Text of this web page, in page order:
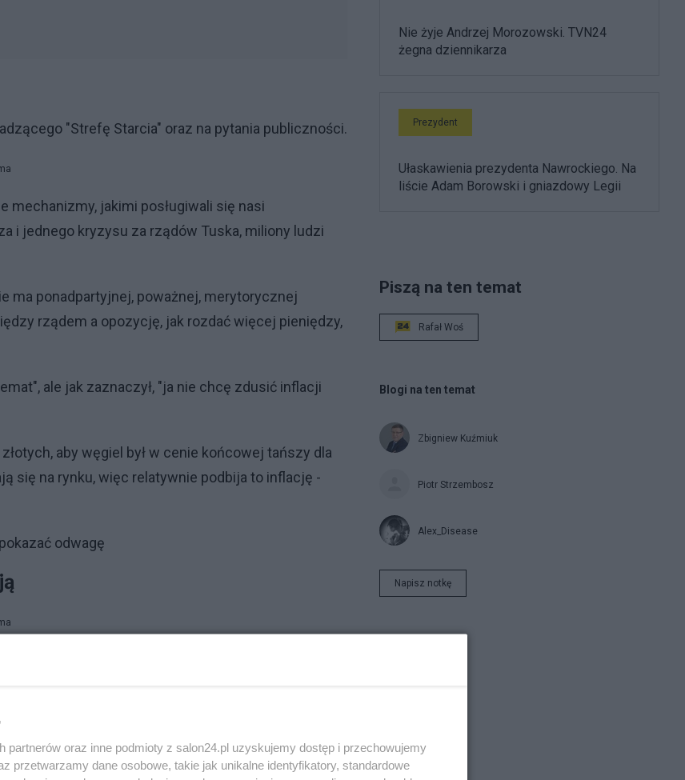
"Strefę Starcia" oraz na pytania publiczności.
mechanizmy, jakimi posługiwali się nasi
i jednego kryzysu za rządów Tuska, miliony ludzi
ma ponadpartyjnej, poważnej, merytorycznej
rządem a opozycję, jak rozdać więcej pieniędzy,
ale jak zaznaczył, "ja nie chcę zdusić inflacji
aby węgiel był w cenie końcowej tańszy dla
się na rynku, więc relatywnie podbija to inflację -
odwagę
odmienne podejścia do radzenia sobie z inflacją.
problemem i tak było przez 25 lat. Natomiast
Prawa i Sprawiedliwości jest inna. My na pewno
jakimi posługiwali się nasi poprzednicy -
Nie żyje Andrzej Morozowski. TVN24
żegna dziennikarza
Prezydent
Ułaskawienia prezydenta Nawrockiego. Na
liście Adam Borowski i gniazdowy Legii
Piszą na ten temat
Rafał Woś
Blogi na ten temat
Zbigniew Kuźmiuk
Piotr Strzembosz
Alex_Disease
Napisz notkę
partnerów oraz inne podmioty z salon24.pl uzyskujemy dostęp i przechowujemy
przetwarzamy dane osobowe, takie jak unikalne identyfikatory, standardowe